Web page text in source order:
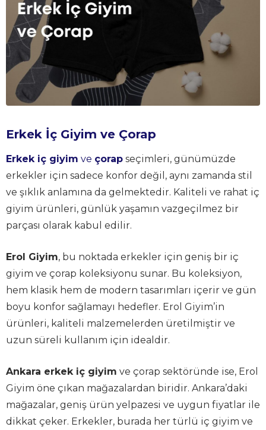
Erkek İç Giyim ve Çorap
Erkek iç giyim ve çorap seçimleri, günümüzde
erkekler için sadece konfor değil, aynı zamanda stil
ve şıklık anlamına da gelmektedir. Kaliteli ve rahat iç
giyim ürünleri, günlük yaşamın vazgeçilmez bir
parçası olarak kabul edilir.
Erol Giyim, bu noktada erkekler için geniş bir iç
giyim ve çorap koleksiyonu sunar. Bu koleksiyon,
hem klasik hem de modern tasarımları içerir ve gün
boyu konfor sağlamayı hedefler. Erol Giyim’in
ürünleri, kaliteli malzemelerden üretilmiştir ve
uzun süreli kullanım için idealdir.
Ankara erkek iç giyim ve çorap sektöründe ise, Erol
Giyim öne çıkan mağazalardan biridir. Ankara’daki
mağazalar, geniş ürün yelpazesi ve uygun fiyatlar ile
dikkat çeker. Erkekler, burada her türlü iç giyim ve